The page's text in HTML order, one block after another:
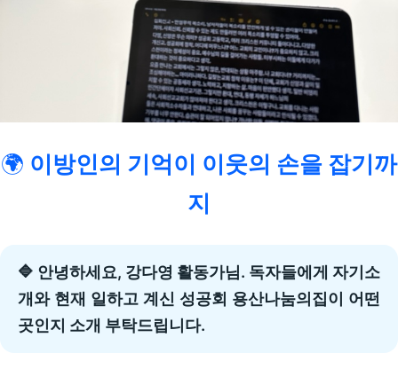
🌍 이방인의 기억이 이웃의 손을 잡기까
지
🔷 안녕하세요, 강다영 활동가님. 독자들에게 자기소
개와 현재 일하고 계신 성공회 용산나눔의집이 어떤
곳인지 소개 부탁드립니다.